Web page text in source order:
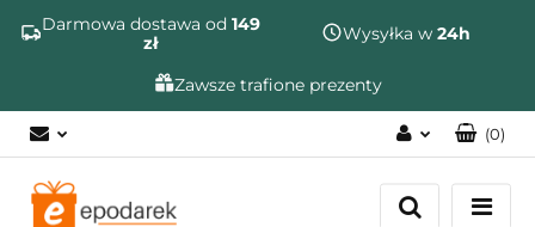
Darmowa dostawa od 149
zł
Wysyłka w 24h
Zawsze trafione prezenty
Szukaj
Zaloguj się
(0)